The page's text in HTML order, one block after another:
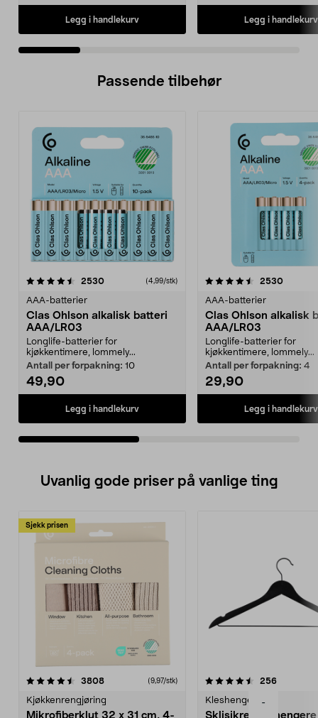
-
Legg i handlekurv Legg i handlekurv
Passende tilbehør
2530anmeldelser(4,99/stk)
AAA-batterier
Clas Ohlson alkalisk batteri
AAA/LR03
Longlife-batterier for
kjøkkentimere, lommely...
Antall per forpakning: 10
49,90
Legg i handlekurv
4.5av 5 stjerner 2530
AAA-batterier
Clas Ohlson alkalisk
AAA/LR03
Longlife-batterier for
kjøkkentimere, lommely...
Antall per forpakning: 4
29,90
Legg i handlekurv
4.5av 5 stjerner
Uvanlig gode priser på vanlige ting
Sjekk prisen
3808anmeldelser(9,97/stk)
Kjøkkenrengjøring
Mikrofiberklut 32 x 31 cm, 4-
4.5av 5 stjerner 256
Kleshengere
Sklisikre
4.5av 5 stjerner